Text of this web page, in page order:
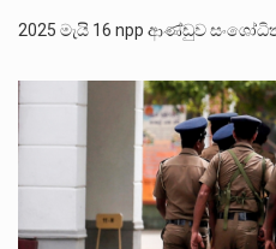
2025 මැයි 16 npp ආණ්ඩුව